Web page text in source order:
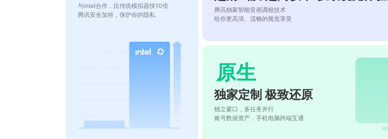
与intel合作，比传统模拟器快10倍
腾讯安全加持，保护你的隐私
腾讯独家智能音画调校技术
给你更高清、流畅的视觉享受
原生
独家定制 极致还原
独立窗口，多任务并行
账号数据资产，手机电脑跨端互通